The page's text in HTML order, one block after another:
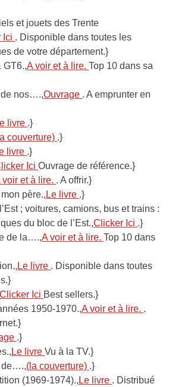
et jouets des Trente
Ici . Disponible dans toutes les
de votre département.}
GT6.,A voir et à lire. Top 10 dans sa
de nos….,Ouvrage . A emprunter en
livre .}
couverture) .}
livre .}
Ici Ouvrage de référence.}
voir et à lire. . A offrir.}
père., Le livre .}
; voitures, camions, bus et trains :
du bloc de l’Est.,Clicker Ici .}
de la….,A voir et à lire. Top 10 dans
Le livre . Disponible dans toutes
Clicker Ici Best sellers.}
1950-1970.,A voir et à lire. .
.}
Le livre Vu à la TV.}
de….,(la couverture) .}
(1969-1974)., Le livre . Distribué